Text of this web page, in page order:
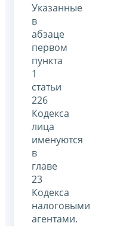
Указанные
в
абзаце
первом
пункта
1
статьи
226
Кодекса
лица
именуются
в
главе
23
Кодекса
налоговыми
агентами.